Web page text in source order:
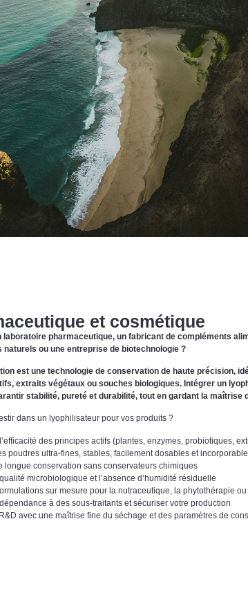
et cosmétique
laboratoire pharmaceutique, un fabricant de compléments
naturels ou une entreprise de biotechnologie ?
est une technologie de conservation de haute précision,
extraits végétaux ou souches biologiques. Intégrer un
stabilité, pureté et durabilité, tout en gardant la maîtrise
dans un lyophilisateur pour vos produits ?
des principes actifs (plantes, enzymes, probiotiques,
poudres ultra-fines, stables, facilement dosables et
longue conservation sans conservateurs chimiques
microbiologique et l’absence d’humidité résiduelle
sur mesure pour la nutraceutique, la phytothérapie
à des sous-traitants et sécuriser votre production
avec une maîtrise fine du séchage et des paramètres de